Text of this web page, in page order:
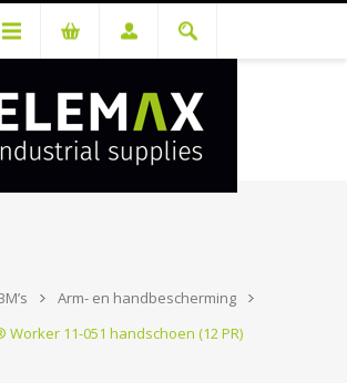
om prijzen te bekijken en bestellingen te
Arm- en handbescherming
Worker 11-051 handschoen (12 PR)